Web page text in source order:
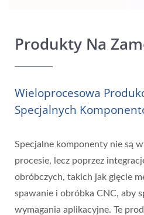
Produkty Na
Wieloprocesowa
Specjalnych
Specjalne komponenty nie są
procesie, lecz poprzez
obróbczych, takich jak gięcie
spawanie i obróbka CNC, aby
wymagania aplikacyjne. Te